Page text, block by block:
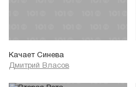
Качает Синева
Дмитрий Власов